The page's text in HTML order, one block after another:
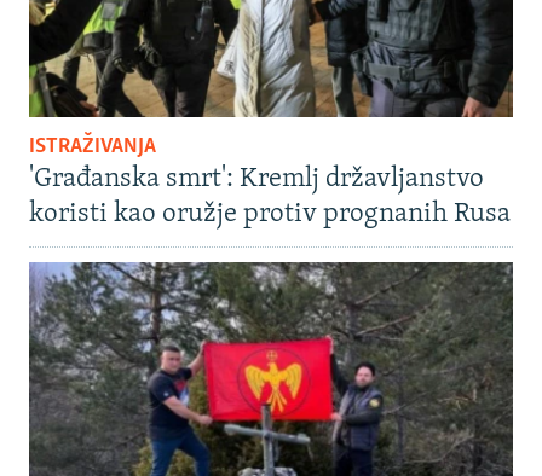
ISTRAŽIVANJA
'Građanska smrt': Kremlj državljanstvo
koristi kao oružje protiv prognanih Rusa